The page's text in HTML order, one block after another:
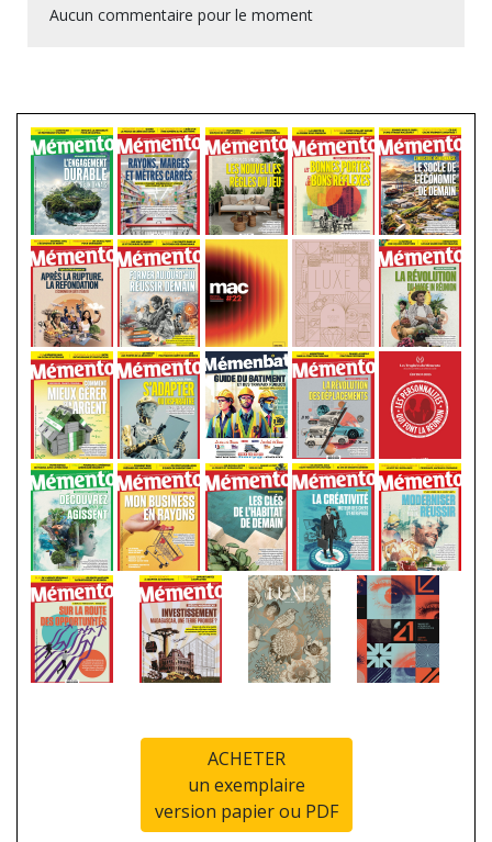
Aucun commentaire pour le moment
ACHETER
un exemplaire
version papier ou PDF